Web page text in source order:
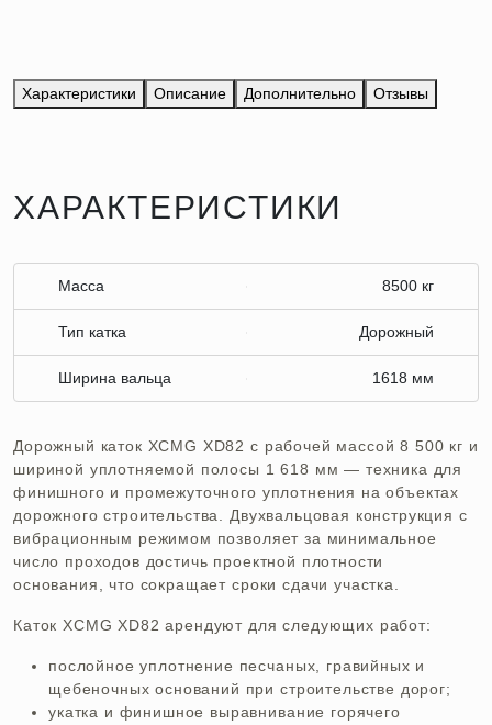
Характеристики Описание Дополнительно Отзывы
ХАРАКТЕРИСТИКИ
Масса 8500 кг
Тип катка Дорожный
Ширина вальца 1618 мм
Дорожный каток XCMG XD82 с рабочей массой 8 500 кг и
шириной уплотняемой полосы 1 618 мм — техника для
финишного и промежуточного уплотнения на объектах
дорожного строительства. Двухвальцовая конструкция с
вибрационным режимом позволяет за минимальное
число проходов достичь проектной плотности
основания, что сокращает сроки сдачи участка.
Каток XCMG XD82 арендуют для следующих работ:
послойное уплотнение песчаных, гравийных и
щебеночных оснований при строительстве дорог;
укатка и финишное выравнивание горячего